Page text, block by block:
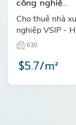
công nghiệ...
Cho thuê nhà
nghiệp VSIP -
630
$5.7/m²